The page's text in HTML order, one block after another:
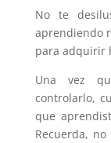
No te
aprendiendo
para adquirir
Una vez
controlarlo,
que
Recuerda,